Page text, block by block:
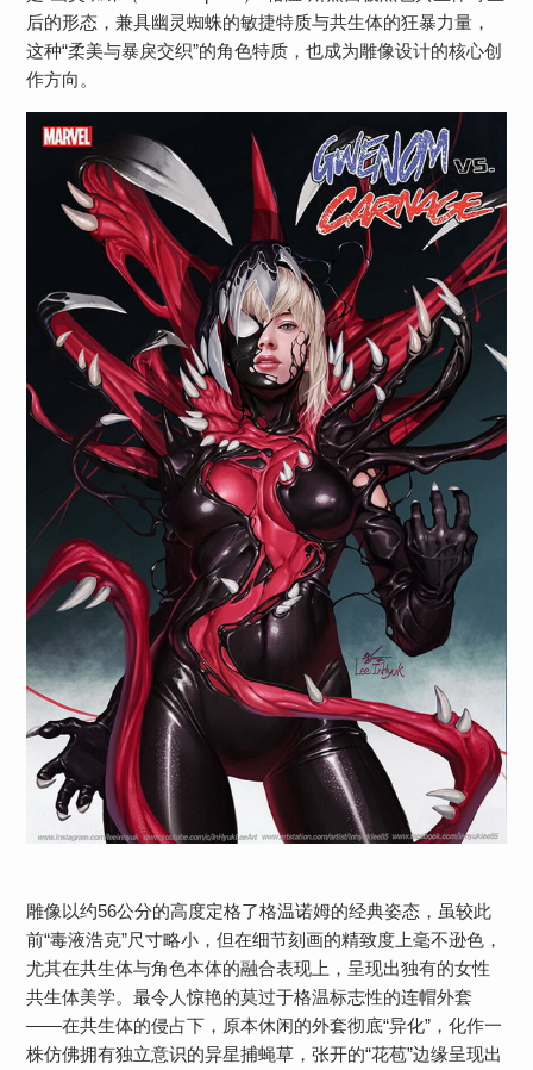
后的形态，兼具幽灵蜘蛛的敏捷特质与共生体的狂暴力量，
这种“柔美与暴戾交织”的角色特质，也成为雕像设计的核心创
作方向。
雕像以约56公分的高度定格了格温诺姆的经典姿态，虽较此
前“毒液浩克”尺寸略小，但在细节刻画的精致度上毫不逊色，
尤其在共生体与角色本体的融合表现上，呈现出独有的女性
共生体美学。最令人惊艳的莫过于格温标志性的连帽外套
——在共生体的侵占下，原本休闲的外套彻底“异化”，化作一
株仿佛拥有独立意识的异星捕蝇草，张开的“花苞”边缘呈现出